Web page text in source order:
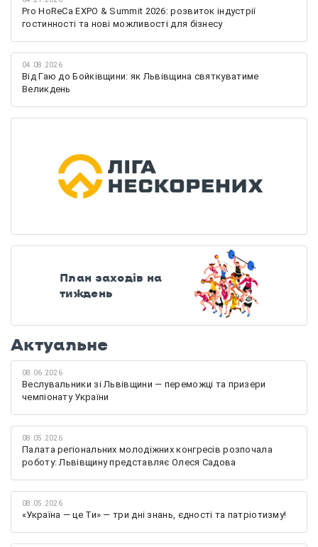
Pro HoReCa EXPO & Summit 2026: розвиток індустрії
гостинності та нові можливості для бізнесу
04.08.2026
Від Гаю до Бойківщини: як Львівщина святкуватиме
Великдень
План заходів на
тиждень
Актуальне
08.06.2026
Веслувальники зі Львівщини — переможці та призери
чемпіонату України
08.05.2026
Палата регіональних молодіжних конгресів розпочала
роботу: Львівщину представляє Олеся Садова
08.05.2026
«Україна — це Ти» — три дні знань, єдності та патріотизму!